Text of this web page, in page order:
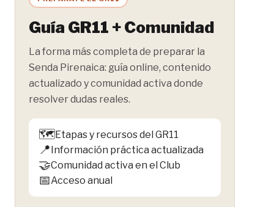
Guía GR11 + Comunidad
La forma más completa de preparar la
Senda Pirenaica: guía online, contenido
actualizado y comunidad activa donde
resolver dudas reales.
🗺️Etapas y recursos del GR11
📍Información práctica actualizada
🤝Comunidad activa en el Club
📅Acceso anual